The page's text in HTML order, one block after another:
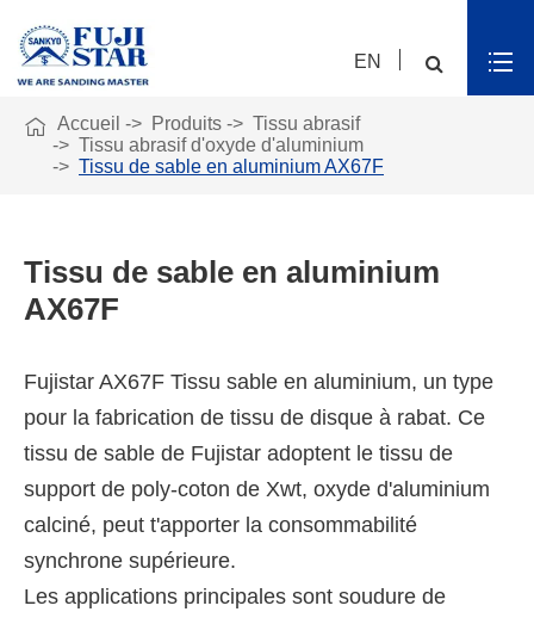
EN
 Accueil Produits
Tissu abrasif
Tissu abrasif d'oxyde d'aluminium
Tissu de sable en aluminium AX67F
Tissu de sable en aluminium
AX67F
Fujistar AX67F Tissu sable en aluminium, un type
pour la fabrication de tissu de disque à rabat. Ce
tissu de sable de Fujistar adoptent le tissu de
support de poly-coton de Xwt, oxyde d'aluminium
calciné, peut t'apporter la consommabilité
synchrone supérieure.
Les applications principales sont soudure de